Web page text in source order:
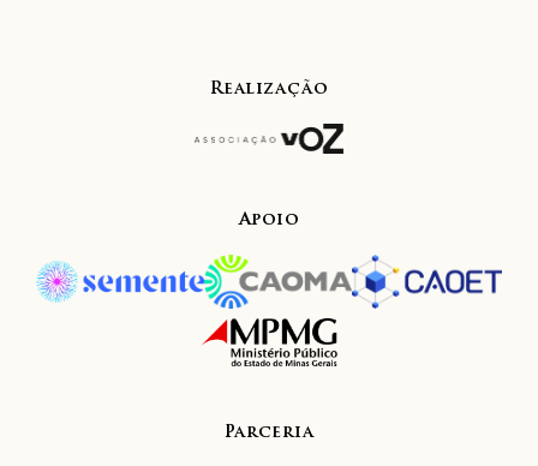
Realização
Apoio
Parceria